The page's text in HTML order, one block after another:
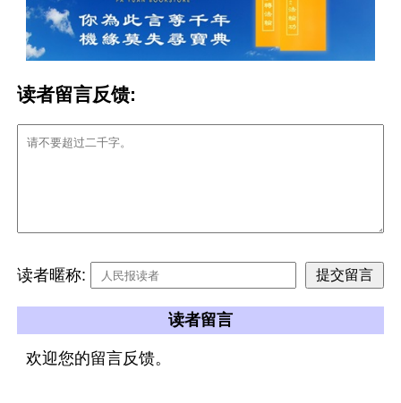
读者留言反馈:
读者暱称:
读者留言
欢迎您的留言反馈。